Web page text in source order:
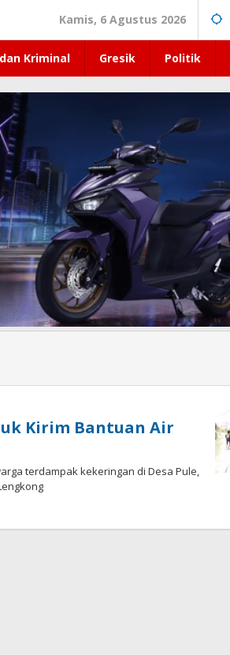
Kamis, 6 Agustus 2026
Kriminal Gresik Politik
Kirim Bantuan Air
terdampak kekeringan di Desa Pule,